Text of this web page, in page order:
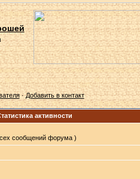
·Добавить в контакт
активности
сообщений форума )